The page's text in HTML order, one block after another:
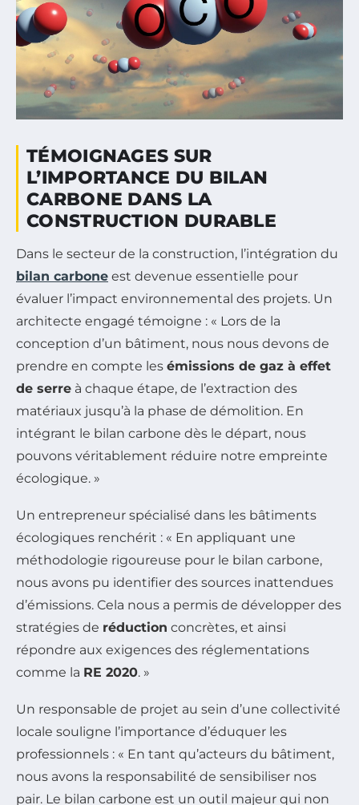
TÉMOIGNAGES SUR
L’IMPORTANCE DU BILAN
CARBONE DANS LA
CONSTRUCTION DURABLE
Dans le secteur de la construction, l’intégration du
bilan carbone est devenue essentielle pour
évaluer l’impact environnemental des projets. Un
architecte engagé témoigne : « Lors de la
conception d’un bâtiment, nous nous devons de
prendre en compte les émissions de gaz à effet
de serre à chaque étape, de l’extraction des
matériaux jusqu’à la phase de démolition. En
intégrant le bilan carbone dès le départ, nous
pouvons véritablement réduire notre empreinte
écologique. »
Un entrepreneur spécialisé dans les bâtiments
écologiques renchérit : « En appliquant une
méthodologie rigoureuse pour le bilan carbone,
nous avons pu identifier des sources inattendues
d’émissions. Cela nous a permis de développer des
stratégies de réduction concrètes, et ainsi
répondre aux exigences des réglementations
comme la RE 2020. »
Un responsable de projet au sein d’une collectivité
locale souligne l’importance d’éduquer les
professionnels : « En tant qu’acteurs du bâtiment,
nous avons la responsabilité de sensibiliser nos
pair. Le bilan carbone est un outil majeur qui non